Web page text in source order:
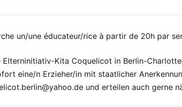
un/une éducateur/rice à partir de 20h par
Elterninitiativ-Kita Coquelicot in Berlin-
eine/n Erzieher/in mit staatlicher
und erteilen auch gerne